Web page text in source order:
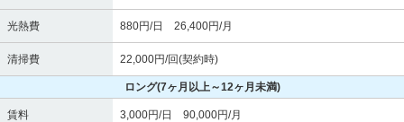
光熱費 880円/日 26,400円/月
清掃費 22,000円/回(契約時)
ロング(7ヶ月以上～12ヶ月未満)
賃料 3,000円/日 90,000円/月